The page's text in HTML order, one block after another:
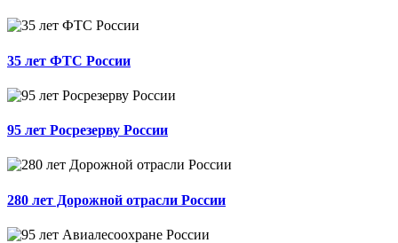
35 лет ФТС России
95 лет Росрезерву России
280 лет Дорожной отрасли России